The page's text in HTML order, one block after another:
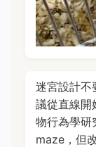
迷宮設計不
議從直線開
物行為學
maze，但